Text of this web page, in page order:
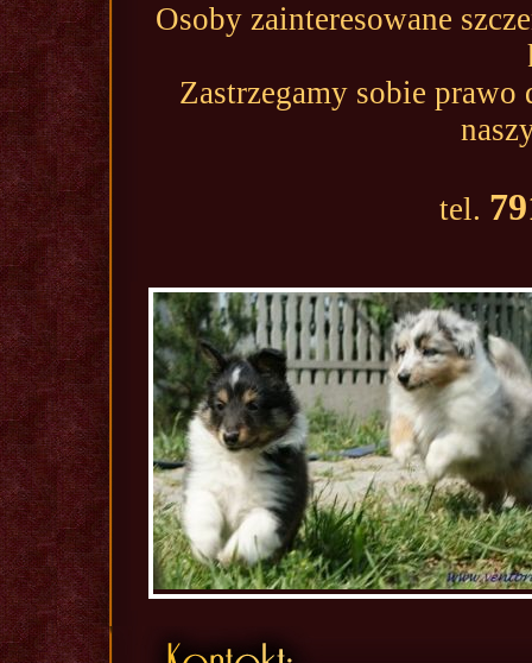
Osoby zainteresowane
Zastrzegamy sobie
tel.